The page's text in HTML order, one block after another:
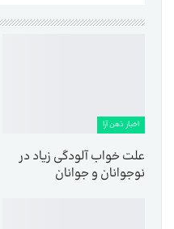
اخبار ذهن آرا
علت خواب آلودگی زیاد در
نوجوانان و جوانان